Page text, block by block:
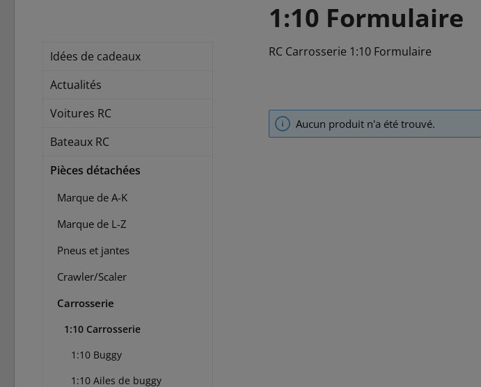
Idées de cadeaux
Actualités
Voitures RC
Bateaux RC
Pièces détachées
Marque de A-K
Marque de L-Z
Pneus et jantes
Crawler/Scaler
Carrosserie
1:10 Carrosserie
1:10 Buggy
1:10 Ailes de buggy
1:10 Formulaire
RC Carrosserie 1:10 Formulaire
Aucun produit n'a été trouvé.